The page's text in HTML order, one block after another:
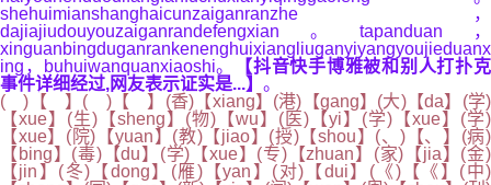
shehuimianshanghaicunzaiganranzhe，
dajiajiudouyouzaiganrandefengxian。tapanduan，
xinguanbingduganrankenenghuixiangliuganyiyangyoujieduanx
ing，buhuiwanquanxiaoshi。
【抖音快手博雅被和别人打扑克
事件详细经过,网友表示证实是...】 。
( )【 】( )【 】(香)【xiang】(港)【gang】(大)【da】(学)
【xue】(生)【sheng】(物)【wu】(医)【yi】(学)【xue】(学)
【xue】(院)【yuan】(教)【jiao】(授)【shou】(、)【、】(病)
【bing】(毒)【du】(学)【xue】(专)【zhuan】(家)【jia】(金)
【jin】(冬)【dong】(雁)【yan】(对)【dui】(《)【《】(中)